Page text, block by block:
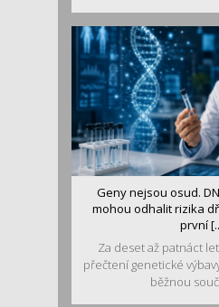
Geny nejsou osud.
mohou odhalit rizika
první
Za deset až patnáct
přečtení genetické
běžnou